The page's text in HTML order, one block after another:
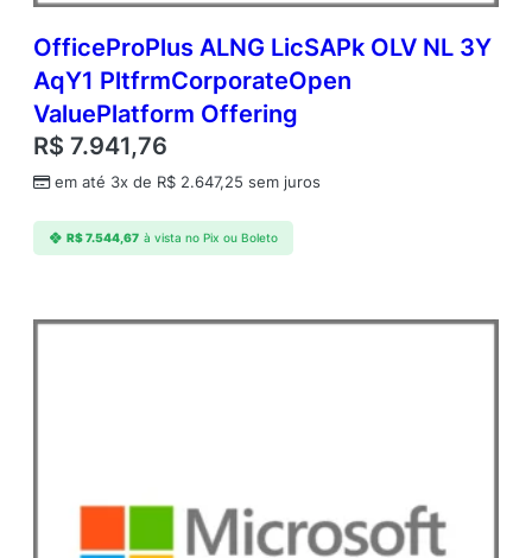
OfficeProPlus ALNG LicSAPk OLV NL 3Y
AqY1 PltfrmCorporateOpen
ValuePlatform Offering
R$ 7.941,76
em até 3x de R$ 2.647,25 sem juros
R$7.544,67 à vista no Pix ou Boleto